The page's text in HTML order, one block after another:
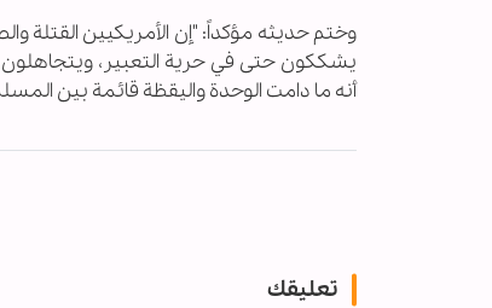
وختم حديثه مؤكداً: "إن الأمريكيين القتلة
يشككون حتى في حرية التعبير،
أنه ما دامت الوحدة واليقظة قائمة بين
تعليقك